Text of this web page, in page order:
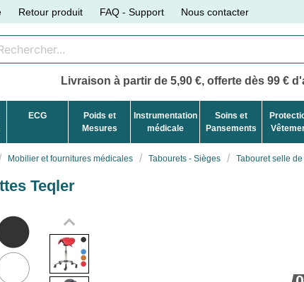
Retour produit FAQ - Support Nous contacter
Livraison à partir de 5,90 €, offerte dès 99 €
ECG
Poids et
Mesures
Instrumentation
médicale
Soins et
Pansements
Mobilier et fournitures médicales Tabourets - Sièges Tabouret selle
Teqler